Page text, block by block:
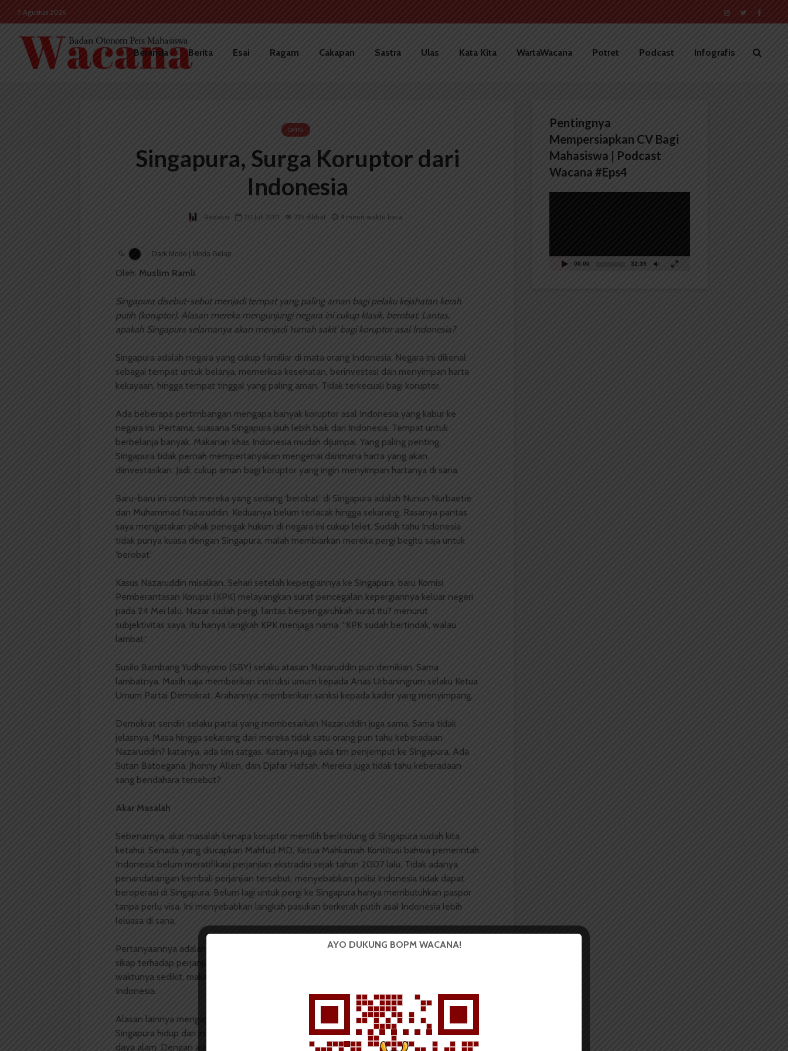
7 Agustus 2026
Beranda Berita Esai Ragam Cakapan Sastra Ulas Kata Kita WartaWacana Potret Podcast Infografis
OPINI
Singapura, Surga Koruptor dari
Indonesia
Redaksi 20 Juli 2011 215 dilihat 4 menit waktu baca
Dark Mode | Moda Gelap
Oleh: Muslim Ramli
Singapura disebut-sebut menjadi tempat yang paling aman bagi pelaku kejahatan kerah
putih (koruptor). Alasan mereka mengunjungi negara ini cukup klasik, berobat. Lantas,
apakah Singapura selamanya akan menjadi ‘rumah sakit’ bagi koruptor asal Indonesia?
Singapura adalah negara yang cukup familiar di mata orang Indonesia. Negara ini dikenal
sebagai tempat untuk belanja, memeriksa kesehatan, berinvestasi dan menyimpan harta
kekayaan, hingga tempat tinggal yang paling aman. Tidak terkecuali bagi koruptor.
Ada beberapa pertimbangan mengapa banyak koruptor asal Indonesia yang kabur ke
negara ini. Pertama, suasana Singapura jauh lebih baik dari Indonesia. Tempat untuk
berbelanja banyak. Makanan khas Indonesia mudah dijumpai. Yang paling penting,
Singapura tidak pernah mempertanyakan mengenai darimana harta yang akan
diinvestasikan. Jadi, cukup aman bagi koruptor yang ingin menyimpan hartanya di sana.
Baru-baru ini contoh mereka yang sedang ‘berobat’ di Singapura adalah Nunun Nurbaetie
dan Muhammad Nazaruddin. Keduanya belum terlacak hingga sekarang. Rasanya pantas
saya mengatakan pihak penegak hukum di negara ini cukup lelet. Sudah tahu Indonesia
tidak punya kuasa dengan Singapura, malah membiarkan mereka pergi begitu saja untuk
‘berobat’.
Kasus Nazaruddin misalkan. Sehari setelah kepergiannya ke Singapura, baru Komisi
Pemberantasan Korupsi (KPK) melayangkan surat pencegalan kepergiannya keluar negeri
pada 24 Mei lalu. Nazar sudah pergi, lantas berpengaruhkah surat itu? menurut
subjektivitas saya, itu hanya langkah KPK menjaga nama. “KPK sudah bertindak, walau
lambat.”
Susilo Bambang Yudhoyono (SBY) selaku atasan Nazaruddin pun demikian. Sama
lambatnya. Masih saja memberikan instruksi umum kepada Anas Urbaningrum selaku Ketua
Umum Partai Demokrat. Arahannya: memberikan sanksi kepada kader yang menyimpang.
Demokrat sendiri selaku partai yang membesarkan Nazaruddin juga sama. Sama tidak
jelasnya. Masa hingga sekarang dari mereka tidak satu orang pun tahu keberadaan
Nazaruddin? katanya, ada tim satgas. Katanya juga ada tim penjemput ke Singapura. Ada
Sutan Batoegana, Jhonny Allen, dan Djafar Hafsah. Mereka juga tidak tahu keberadaan
sang bendahara tersebut?
Akar Masalah
Sebenarnya, akar masalah kenapa koruptor memilih berlindung di Singapura sudah kita
ketahui. Senada yang diucapkan Mahfud MD, Ketua Mahkamah Kontitusi bahwa pemerintah
Indonesia belum meratifikasi perjanjian ekstradisi sejak tahun 2007 lalu. Tidak adanya
penandatangan kembali perjanjian tersebut, menyebabkan polisi Indonesia tidak dapat
beroperasi di Singapura. Belum lagi untuk pergi ke Singapura hanya membutuhkan paspor
tanpa perlu visa. Ini menyebabkan langkah pasukan berkerah putih asal Indonesia lebih
leluasa di sana.
Pertanyaannya adalah, mengapa hingga sekarang pemerintah Indonesia belum mengambil
sikap terhadap perjanjian ekstradisi ini? Padahal, apabila SBY dalam hal ini meluangkan
waktunya sedikit, maka semua koruptor berikut hartanya dapat dibawa pulang kembalil ke
Indonesia.
Alasan lainnya mengapa Singapura menampung para koruptor ini adalalah karena
Singapura hidup dari investor. Singapura adalah negara yang tidak mempunyai sumber
daya alam. Dengan adanya investor yang datang dari luar, menyebabkan Singapura dapat
Pentingnya
Mempersiapkan CV Bagi
Mahasiswa | Podcast
Wacana #Eps4
00:00 32:39
AYO DUKUNG BOPM WACANA!